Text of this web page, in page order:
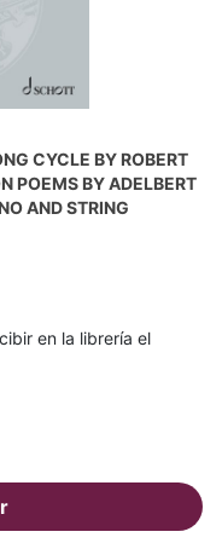
CYCLE BY ROBERT
POEMS BY ADELBERT
AND STRING
en la librería el